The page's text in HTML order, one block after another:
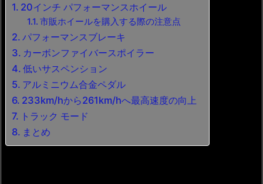
20インチ パフォーマンスホイール
市販ホイールを購入する際の注意点
パフォーマンスブレーキ
カーボンファイバースポイラー
低いサスペンション
アルミニウム合金ペダル
233km/hから261km/hへ最高速度の向上
トラック モード
まとめ